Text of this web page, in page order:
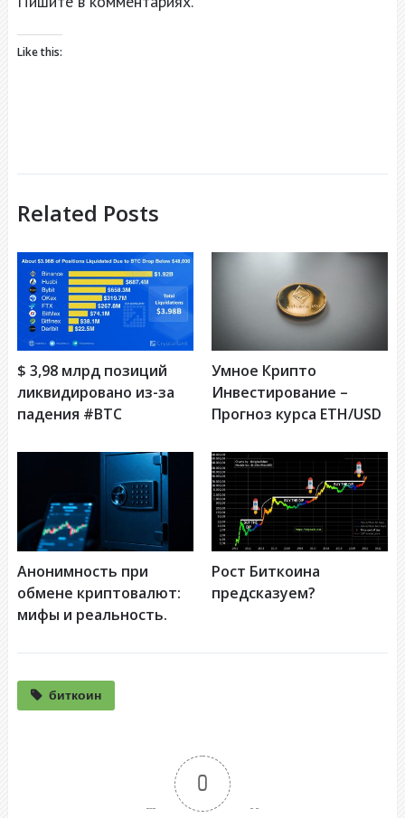
Like this:
Related Posts
$ 3,98 млрд позиций
ликвидировано из-за
падения #BTC
Умное Крипто
Инвестирование –
Прогноз курса ETH/USD
Анонимность при
обмене криптовалют:
мифы и реальность.
Рост Биткоина
предсказуем?
биткоин
0